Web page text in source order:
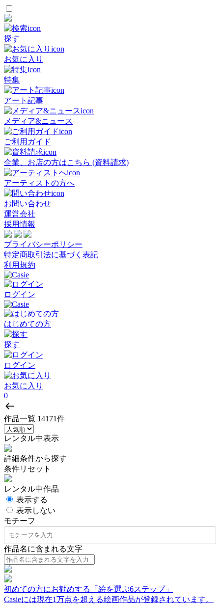
探す
お気に入り
特集
アート記事
メディア&ニュース
ご利用ガイド
企業、お店の方はこちら (資料請求)
アーティストの方へ
お問い合わせ
運営会社
採用情報
プライバシーポリシー
特定商取引法に基づく表記
利用規約
ログイン
はじめての方
探す
ログイン
お気に入り
0
作品一覧 14171件
レンタル中表示
詳細条件から探す
条件リセット
レンタル中作品
表示する
表示しない
モチーフ
作品名に含まれる文字
初めての方にお勧めする「絵を選ぶ6ステップ」
Casieには現在1万点を超える絵画作品が登録されています。